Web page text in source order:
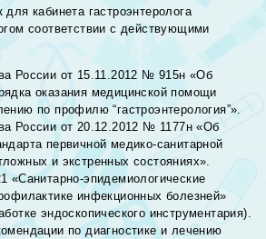
кабинета гастроэнтеролога
соответствии с действующими
России от 15.11.2012 № 915н «Об
оказания медицинской помощи
по профилю “гастроэнтерология”».
России от 20.12.2012 № 1177н «Об
первичной медико-санитарной
и экстренных состояниях».
«Санитарно-эпидемиологические
инфекционных болезней»
эндоскопического инструментария).
по диагностике и лечению